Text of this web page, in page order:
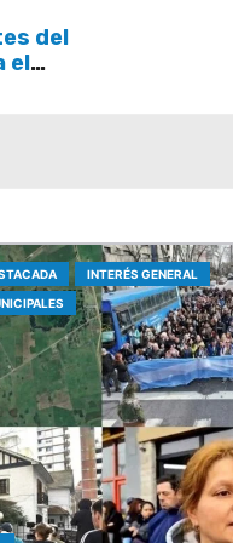
del
el
INTERÉS GENERAL